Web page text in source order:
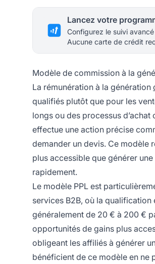
Configurez le suivi
Aucune carte de crédit
Modèle de commission à la
La rémunération à la génération
qualifiés plutôt que pour les
longs ou des processus
effectue une action précise
demander un devis. Ce modèle
plus accessible que générer
rapidement.
Le modèle PPL est
services B2B, où la
généralement de 20 € à 200 €
opportunités de gains plus
obligeant les affiliés à générer
bénéficient de ce modèle en ne